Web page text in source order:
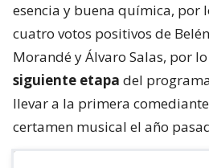
esencia y buena química, por
cuatro votos positivos de
Morandé y Álvaro Salas, por
siguiente etapa del
llevar a la primera
certamen musical el año